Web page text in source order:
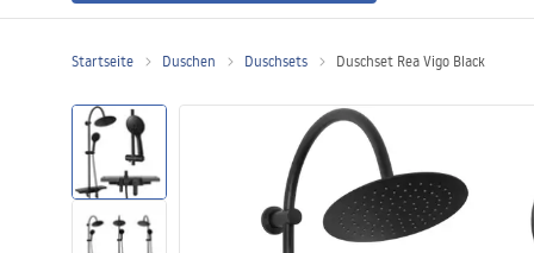
Duschtüren
Duschwannen
Startseite Duschen Duschsets Duschset Rea Vigo Black